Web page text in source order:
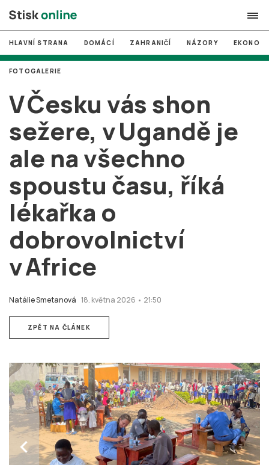
search
# MUNI
# Brno
# volby
login PŘIHLÁSIT SE
Zapomněli jste heslo?
Založit nový účet
HLAVNÍ STRANA DOMÁCÍ ZAHRANIČÍ NÁZORY
V Česku vás shon
sežere, v Ugandě je
ale na všechno
spoustu času, říká
lékařka o
dobrovolnictví
v Africe
Natálie Smetanová 18. května 2026 • 21:50
FOTOGALERIE
ZPĚT NA ČLÁNEK
chevron_left